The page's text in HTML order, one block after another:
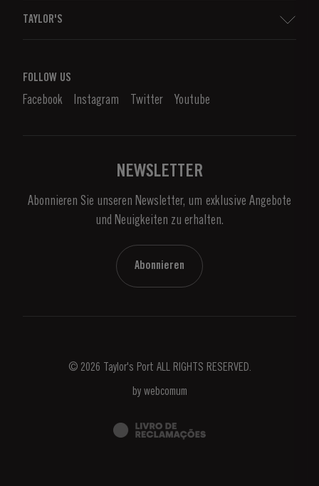
Denunciation Platform
TAYLOR'S
Was Ist Portwein?
Portweingenuss
Nachrichten
FOLLOW US
Facebook Instagram Twitter Youtube
NEWSLETTER
Abonnieren Sie unseren Newsletter, um exklusive Angebote
und Neuigkeiten zu erhalten.
Abonnieren
© 2026 Taylor's Port ALL RIGHTS RESERVED.
by webcomum